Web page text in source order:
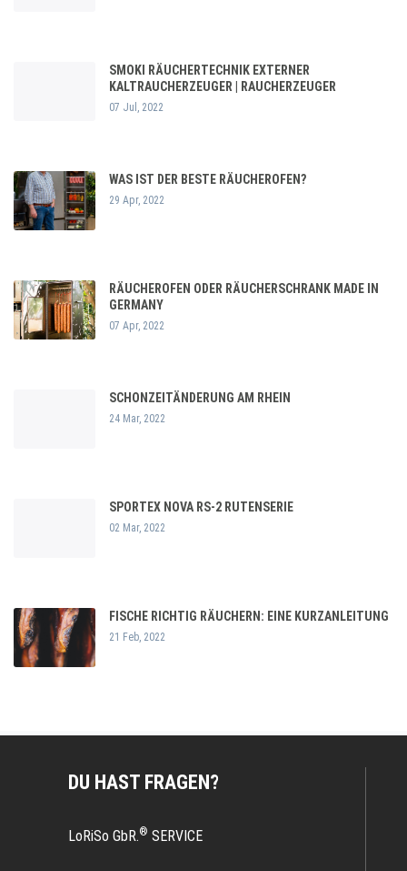
SMOKI RÄUCHERTECHNIK EXTERNER
KALTRAUCHERZEUGER | RAUCHERZEUGER
07 Jul, 2022
WAS IST DER BESTE RÄUCHEROFEN?
29 Apr, 2022
RÄUCHEROFEN ODER RÄUCHERSCHRANK MADE IN
GERMANY
07 Apr, 2022
SCHONZEITÄNDERUNG AM RHEIN
24 Mar, 2022
SPORTEX NOVA RS-2 RUTENSERIE
02 Mar, 2022
FISCHE RICHTIG RÄUCHERN: EINE KURZANLEITUNG
21 Feb, 2022
DU HAST FRAGEN?
LoRiSo GbR.® SERVICE